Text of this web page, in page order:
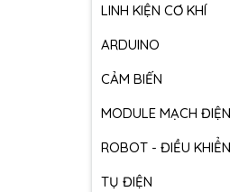
LINH KIỆN CƠ KHÍ
ARDUINO
CẢM BIẾN
MODULE MẠCH ĐIỆN
ROBOT - ĐIỀU KHIỂN
TỤ ĐIỆN